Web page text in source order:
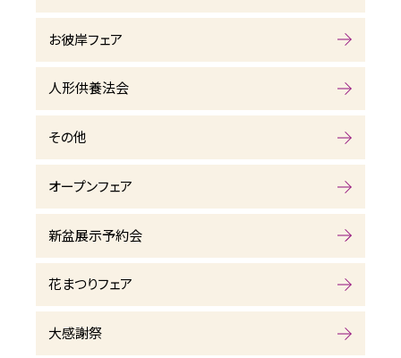
お彼岸フェア
人形供養法会
その他
オープンフェア
新盆展示予約会
花まつりフェア
大感謝祭